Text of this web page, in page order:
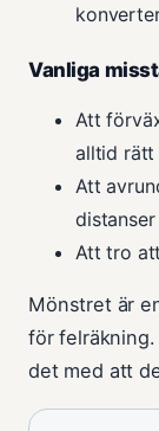
Vanliga
Att
alltid rätt
Att
distanser
Att tro
Mönstret är
för
det med att